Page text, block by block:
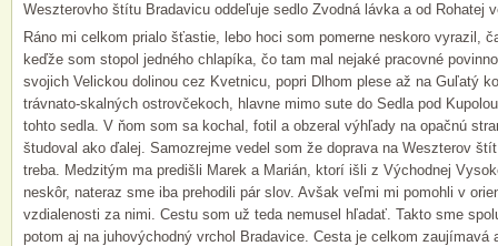
Weszterovho štítu Bradavicu oddeľuje sedlo Zvodná lávka a od Rohatej
Ráno mi celkom prialo šťastie, lebo hoci som pomerne neskoro vyrazil,
keďže som stopol jedného chlapíka, čo tam mal nejaké pracovné
svojich Velickou dolinou cez Kvetnicu, popri Dlhom plese až na Guľatý
trávnato-skalných ostrovčekoch, hlavne mimo sute do Sedla pod
tohto sedla. V ňom som sa kochal, fotil a obzeral výhľady na opačnú
študoval ako ďalej. Samozrejme vedel som že doprava na Weszterov
treba. Medzitým ma predišli Marek a Marián, ktorí išli z Východnej
neskôr, nateraz sme iba prehodili pár slov. Avšak veľmi mi pomohli v
vzdialenosti za nimi. Cestu som už teda nemusel hľadať. Takto sme
potom aj na juhovýchodný vrchol Bradavice. Cesta je celkom